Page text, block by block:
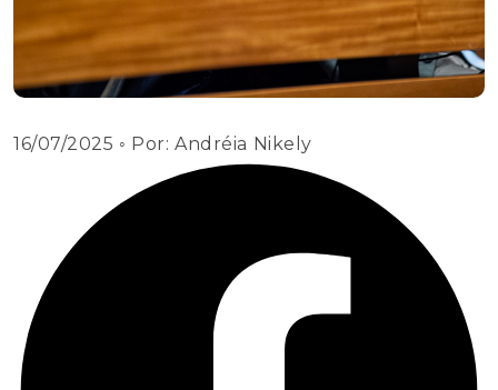
16/07/2025 ◦ Por:Andréia Nikely